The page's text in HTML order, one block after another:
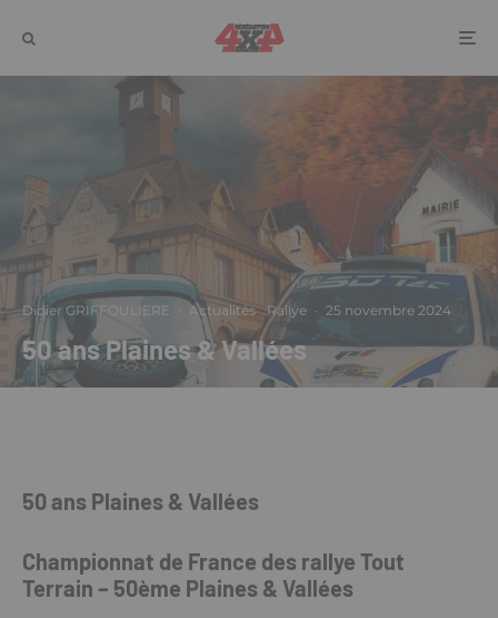
Didier GRIFFOULIERE · Actualités Rallye · 25 novembre 2024
50 ans Plaines & Vallées
50 ans Plaines & Vallées
Championnat de France des rallye Tout
Terrain – 50ème Plaines & Vallées